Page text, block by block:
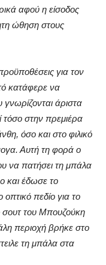
αφού η είσοδος
ώθηση στους
για τον
κατάφερε να
άριστα
τόσο στην πρεμιέρα
όσο και στο φιλικό
Αυτή τη φορά ο
να πατήσει τη μπάλα
και έδωσε το
πεδίο για το
σουτ του Μπουζούκη
περιοχή βρήκε στο
τη μπάλα στα